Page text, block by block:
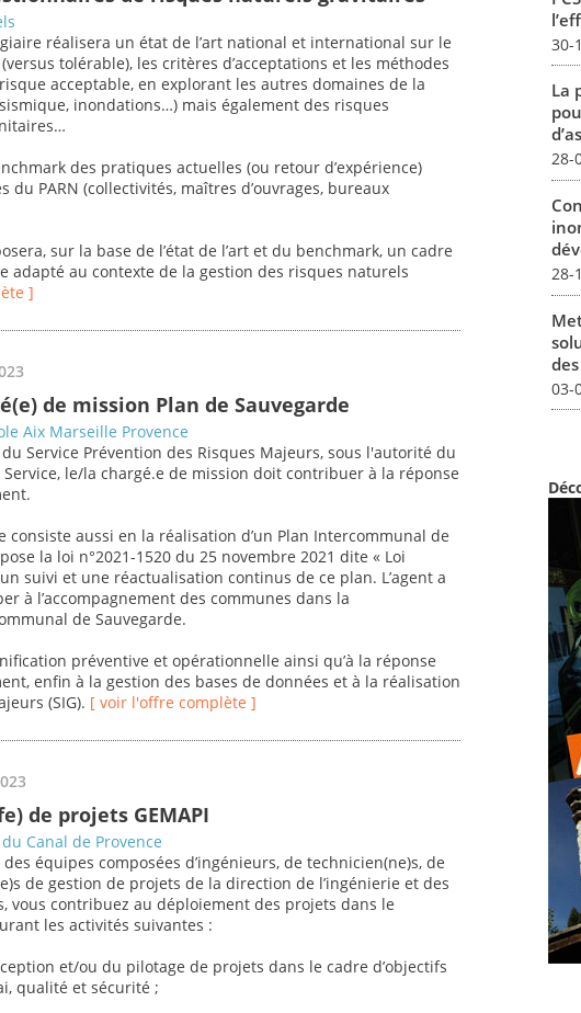
réalisera un état de l’art national et international sur le
tolérable), les critères d’acceptations et les méthodes
acceptable, en explorant les autres domaines de la
inondations…) mais également des risques
des pratiques actuelles (ou retour d’expérience)
PARN (collectivités, maîtres d’ouvrages, bureaux
sur la base de l’état de l’art et du benchmark, un cadre
adapté au contexte de la gestion des risques naturels
]
de mission Plan de Sauvegarde
Aix Marseille Provence
Service Prévention des Risques Majeurs, sous l'autorité du
Service, le/la chargé.e de mission doit contribuer à la réponse
aussi en la réalisation d’un Plan Intercommunal de
la loi n°2021-1520 du 25 novembre 2021 dite « Loi
suivi et une réactualisation continus de ce plan. L’agent a
à l’accompagnement des communes dans la
de Sauvegarde.
préventive et opérationnelle ainsi qu’à la réponse
enfin à la gestion des bases de données et à la réalisation
(SIG). [ voir l'offre complète ]
de projets GEMAPI
Canal de Provence
équipes composées d’ingénieurs, de technicien(ne)s, de
de gestion de projets de la direction de l’ingénierie et des
vous contribuez au déploiement des projets dans le
les activités suivantes :
et/ou du pilotage de projets dans le cadre d’objectifs
qualité et sécurité ;
30-
La
28-
28-
03-